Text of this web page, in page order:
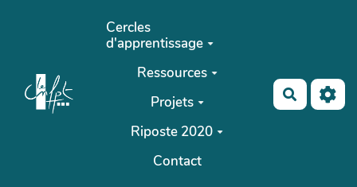
Aller au contenu principal
Cercles
d'apprentissage
Ressources
Projets
Riposte 2020
Contact